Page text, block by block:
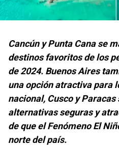
Cancún y Punta Cana se
destinos favoritos de los
de 2024. Buenos Aires
una opción atractiva para
nacional, Cusco y
alternativas seguras y
de que el Fenómeno El
norte del país.